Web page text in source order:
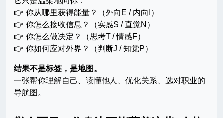
👉 你从哪里获得能量？（外向E / 内向I）
👉 你怎么接收信息？（实感S / 直觉N）
👉 你怎么做决定？（思考T / 情感F）
👉 你如何应对外界？（判断J / 知觉P）
结果不是标签，是地图。
一张帮你理解自己、读懂他人、优化关系、选对职业的
导航图。